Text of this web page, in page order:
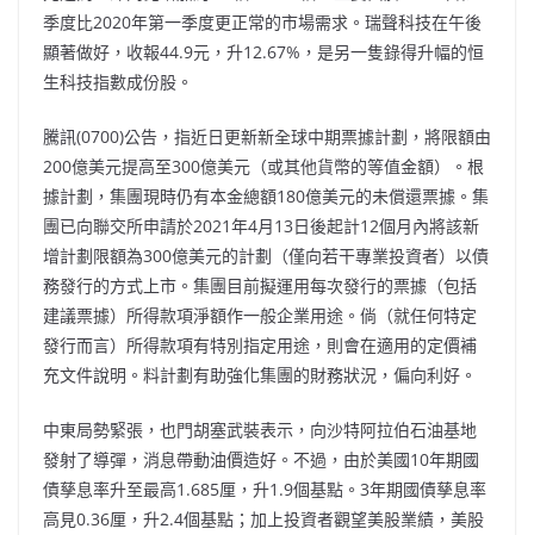
季度比2020年第一季度更正常的市場需求。瑞聲科技在午後
顯著做好，收報44.9元，升12.67%，是另一隻錄得升幅的恒
生科技指數成份股。
騰訊(0700)公告，指近日更新新全球中期票據計劃，將限額由
200億美元提高至300億美元（或其他貨幣的等值金額）。根
據計劃，集團現時仍有本金總額180億美元的未償還票據。集
團已向聯交所申請於2021年4月13日後起計12個月內將該新
增計劃限額為300億美元的計劃（僅向若干專業投資者）以債
務發行的方式上市。集團目前擬運用每次發行的票據（包括
建議票據）所得款項淨額作一般企業用途。倘（就任何特定
發行而言）所得款項有特別指定用途，則會在適用的定價補
充文件說明。料計劃有助強化集團的財務狀況，偏向利好。
中東局勢緊張，也門胡塞武裝表示，向沙特阿拉伯石油基地
發射了導彈，消息帶動油價造好。不過，由於美國10年期國
債孳息率升至最高1.685厘，升1.9個基點。3年期國債孳息率
高見0.36厘，升2.4個基點；加上投資者觀望美股業績，美股